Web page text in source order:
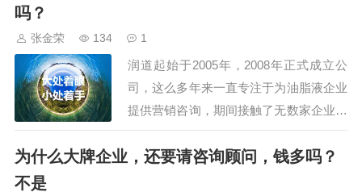
就可以，5000…
吗？
张金荣 134 1
润道起始于2005年，2008年正式成立公
司，这么多年来一直专注于为油脂液企业
提供营销咨询，期间接触了无数家企业，
他们除了了解我们的思路、策略、费用
外，最关心的是能否承诺销量，经常会问
为什么大牌企业，还要请咨询顾问，钱多吗？
不是